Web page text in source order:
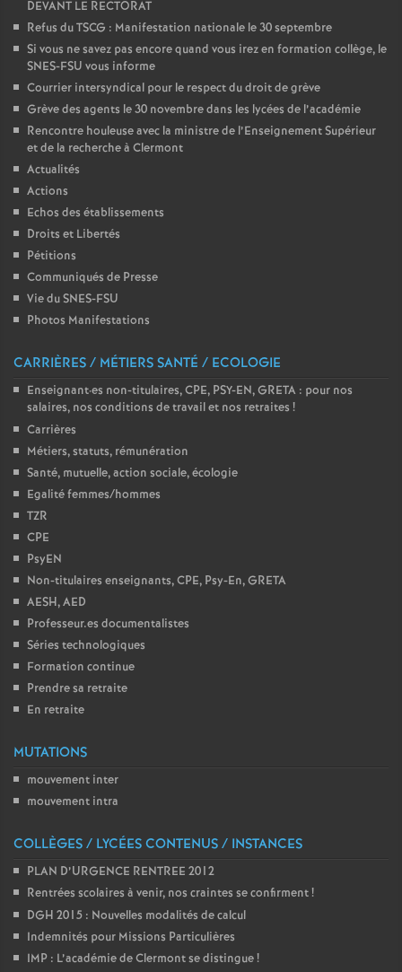
DEVANT LE RECTORAT
Refus du TSCG : Manifestation nationale le 30 septembre
Si vous ne savez pas encore quand vous irez en formation collège, le
SNES-FSU vous informe
Courrier intersyndical pour le respect du droit de grève
Grève des agents le 30 novembre dans les lycées de l’académie
Rencontre houleuse avec la ministre de l’Enseignement Supérieur
et de la recherche à Clermont
Actualités
Actions
Echos des établissements
Droits et Libertés
Pétitions
Communiqués de Presse
Vie du SNES-FSU
Photos Manifestations
CARRIÈRES / MÉTIERS SANTÉ / ECOLOGIE
Enseignant·es non-titulaires, CPE, PSY-EN, GRETA : pour nos
salaires, nos conditions de travail et nos retraites !
Carrières
Métiers, statuts, rémunération
Santé, mutuelle, action sociale, écologie
Egalité femmes/hommes
TZR
CPE
PsyEN
Non-titulaires enseignants, CPE, Psy-En, GRETA
AESH, AED
Professeur.es documentalistes
Séries technologiques
Formation continue
Prendre sa retraite
En retraite
MUTATIONS
mouvement inter
mouvement intra
COLLÈGES / LYCÉES CONTENUS / INSTANCES
PLAN D’URGENCE RENTREE 2012
Rentrées scolaires à venir, nos craintes se confirment!
DGH 2015 : Nouvelles modalités de calcul
Indemnités pour Missions Particulières
IMP : L’académie de Clermont se distingue!